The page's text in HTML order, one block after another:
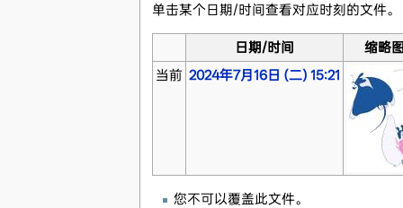
单击某个日期/时间查看对应时刻的文件。
日期/时间
缩略
当前 2024年7月16日 (二) 15:21
您不可以覆盖此文件。